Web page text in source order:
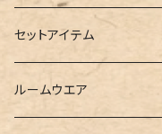
ダウンジャケット
ベスト
ニット
シャツ
ショートパンツ
ハーフパンツ
ミニ
その他
シャツワンピース
スウェットワンピース
セットアイテム
ルームウエア